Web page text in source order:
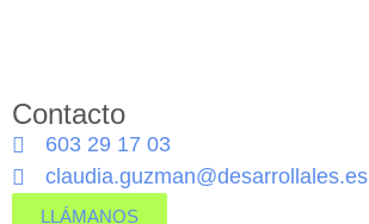
Contacto
603 29 17 03
claudia.guzman@desarrollales.es
LLÁMANOS